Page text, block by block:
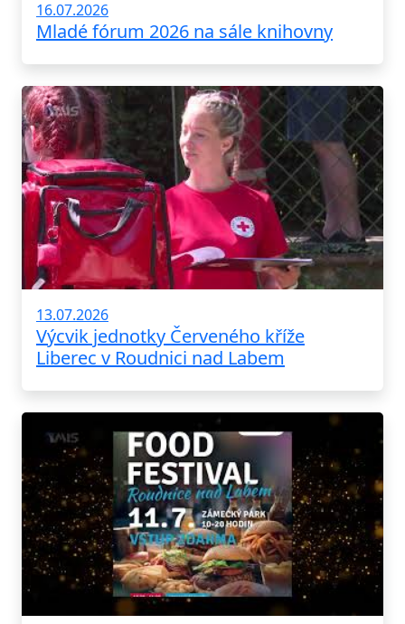
16.07.2026
Mladé fórum 2026 na sále knihovny
13.07.2026
Výcvik jednotky Červeného kříže
Liberec v Roudnici nad Labem